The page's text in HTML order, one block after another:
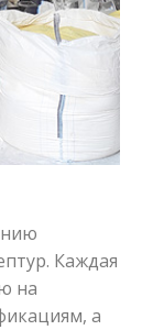
Каждая
на
а